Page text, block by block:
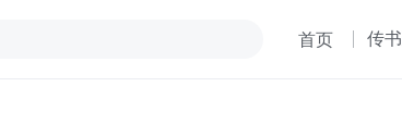
首页 传